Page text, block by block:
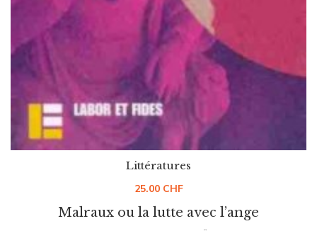
Malraux ou la lutte avec l’ange
Littératures
25.00 CHF